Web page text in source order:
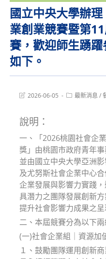
國立中央大學辦
業創業競賽暨第
賽，歡迎師生踴
如下。
Post2026-06-05
Post最新消息 /
說明：
一、「2026桃園社會企
獎」由桃園市政府青年
並由國立中央大學亞洲
及尤努斯社會企業中心
企業發展與影響力實踐
具潛力之團隊發展創新
提升社會影響力成果之
二、本屆競賽分為以下兩
(一)社會企業組｜資源加
１、鼓勵團隊運用創新